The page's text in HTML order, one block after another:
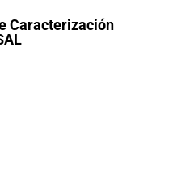
Caracterización